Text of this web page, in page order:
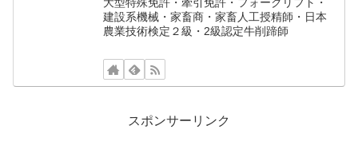
建設系機械・家畜商・家畜人工授精師・日本
農業技術検定２級・2級認定牛削蹄師
スポンサーリンク